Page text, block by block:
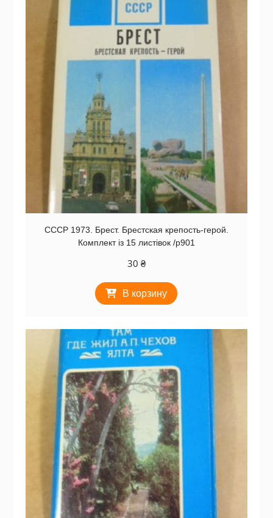
СССР 1973. Брест. Брестская крепость-герой.
Комплект із 15 листівок /р901
30 ₴
В корзину